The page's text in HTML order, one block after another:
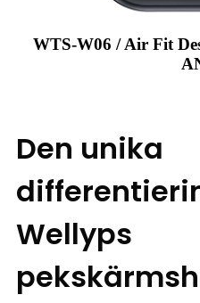
WTS-W06 / Air Fit
Den unika
Wellyps